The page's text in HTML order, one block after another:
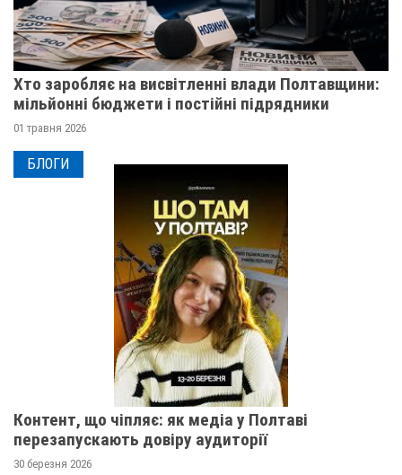
Хто заробляє на висвітленні влади Полтавщини:
мільйонні бюджети і постійні підрядники
01 травня 2026
БЛОГИ
Контент, що чіпляє: як медіа у Полтаві
перезапускають довіру аудиторії
30 березня 2026